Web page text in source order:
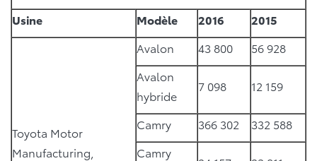
Usine
Modèle 2016 2015
Toyota Motor
Manufacturing,
Avalon 43 800
56 928
Avalon
hybride
7 098 12 159
Camry 366 302
332 588
Camry